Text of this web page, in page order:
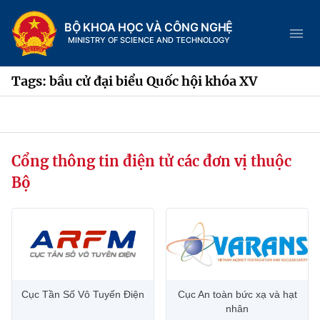
BỘ KHOA HỌC VÀ CÔNG NGHỆ
MINISTRY OF SCIENCE AND TECHNOLOGY
Trang chủ
Chức năng nhiệm vụ
Tin tức sự kiện
Hệ thống văn bản
Tags: bầu cử đại biểu Quốc hội khóa XV
Cổng thông tin điện tử các đơn vị thuộc
Bộ
Cục Tần Số Vô Tuyến Điện
Cục An toàn bức xạ và hạt
nhân